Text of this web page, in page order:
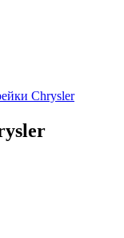
Chrysler